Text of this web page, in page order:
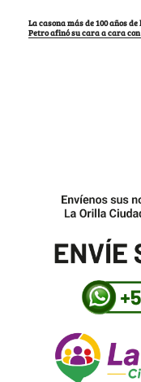
La casona más de 100 años
Petro afinó su cara a cara